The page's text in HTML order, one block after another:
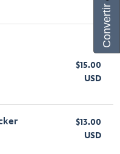
$15.00
USD
$13.00
USD
Convertir